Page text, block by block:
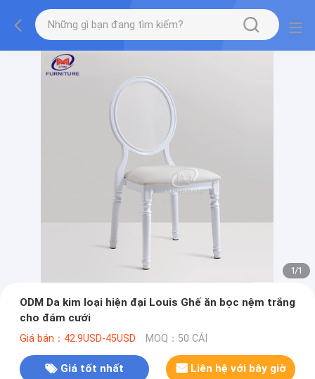
1/1
ODM Da kim loại hiện đại Louis Ghế ăn bọc nệm trắng
cho đám cưới
Giá bán：42.9USD-45USD MOQ：50 CÁI
Giá tốt nhất Liên hệ với bây giờ